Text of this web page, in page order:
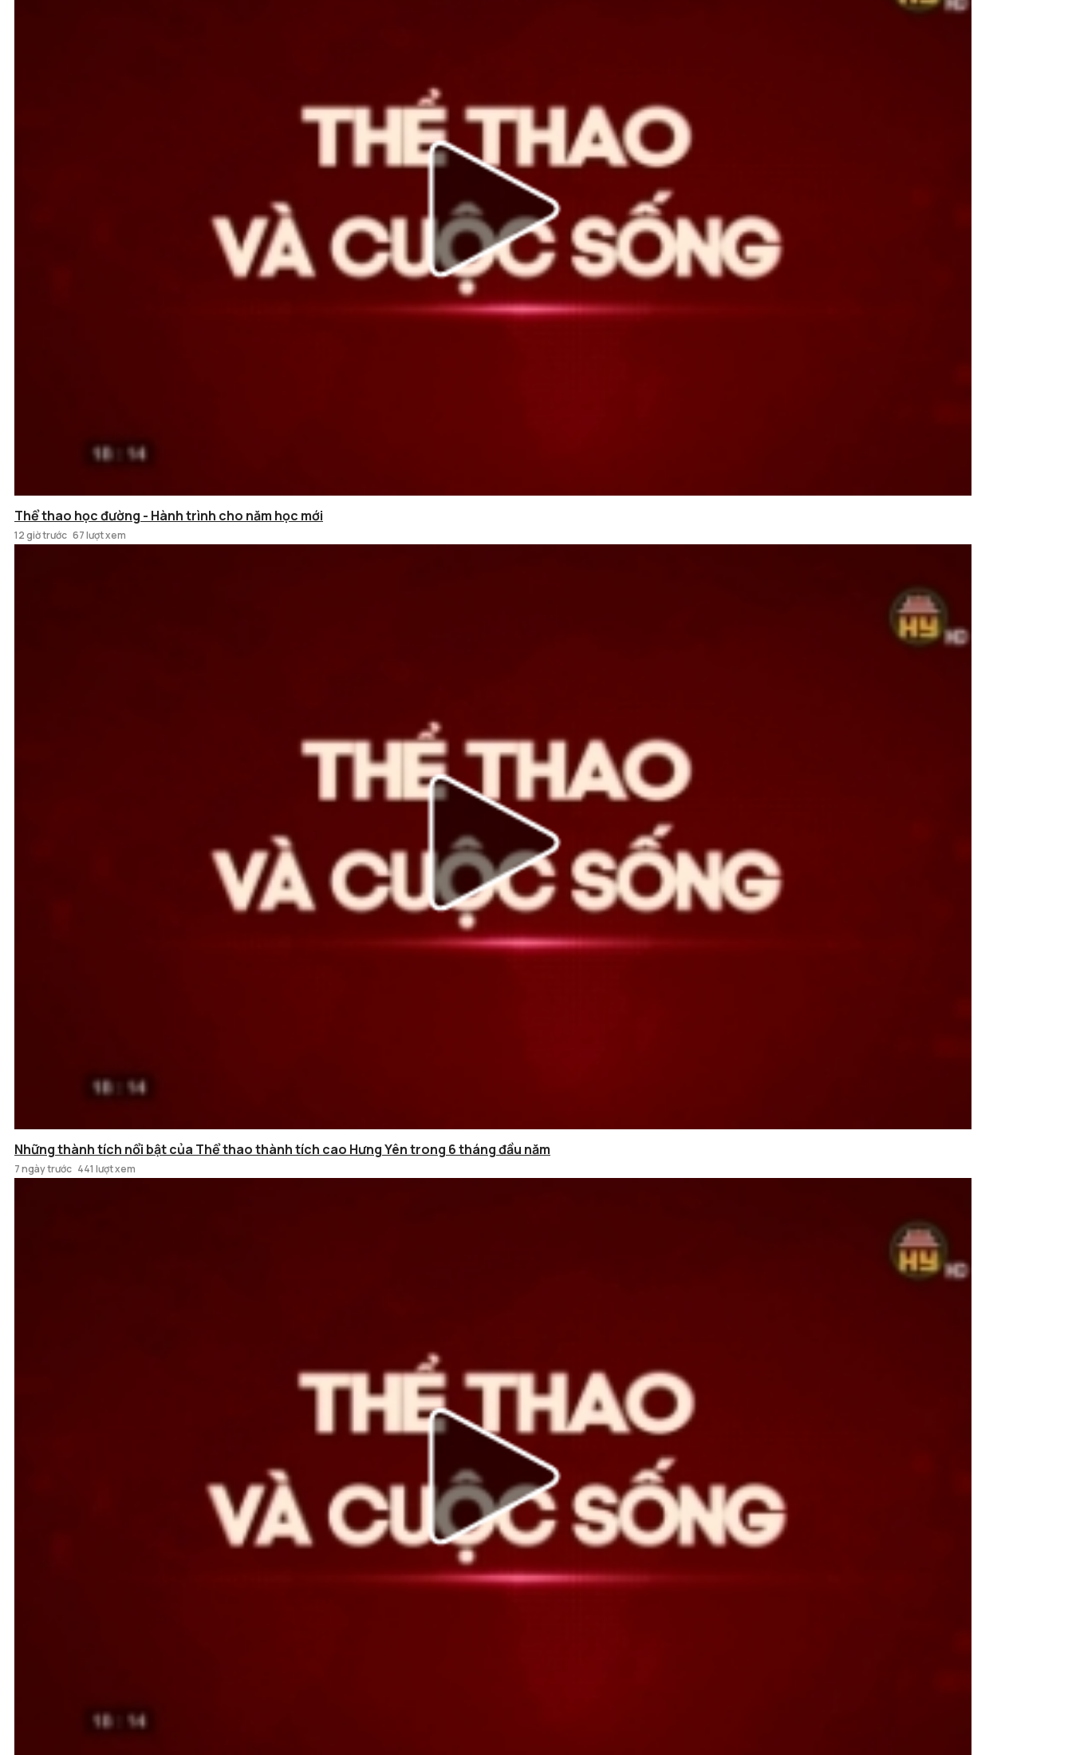
Thể thao học đường - Hành trình cho năm học mới
12 giờ trước 67 lượt xem
Những thành tích nổi bật của Thể thao thành tích cao Hưng Yên trong 6 tháng đầu năm
7 ngày trước 441 lượt xem